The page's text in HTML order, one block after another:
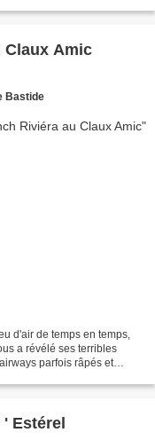
Claux Amic
Bastide
d'air de temps en temps,
a révélé ses terribles
parfois râpés et
' Estérel